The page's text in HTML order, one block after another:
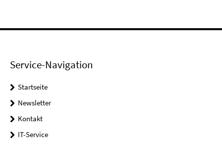
Service-Navigation
Startseite
Newsletter
Kontakt
IT-Service